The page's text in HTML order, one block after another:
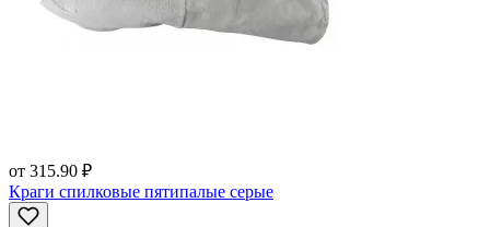
от 315.90 ₽
Краги спилковые пятипалые серые